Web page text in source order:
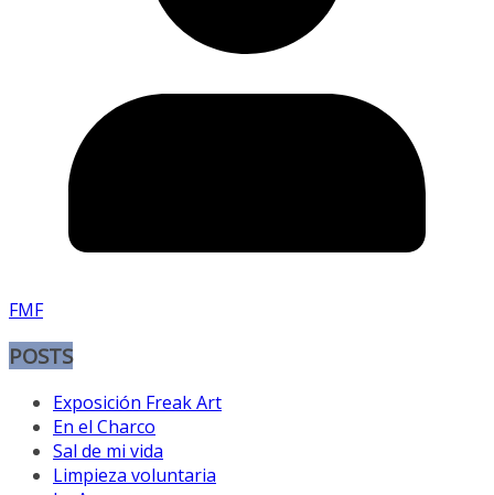
FMF
POSTS
Exposición Freak Art
En el Charco
Sal de mi vida
Limpieza voluntaria